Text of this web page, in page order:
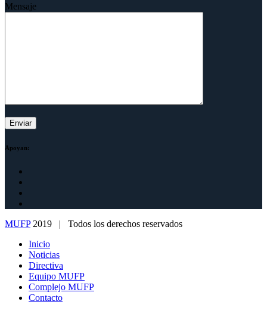
Mensaje
Apoyan:
MUFP2019 | Todos los derechos reservados
Inicio
Noticias
Directiva
Equipo MUFP
Complejo MUFP
Contacto